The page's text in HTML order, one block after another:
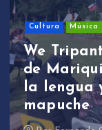
Cultura Música
We
de
la lengua
mapuche